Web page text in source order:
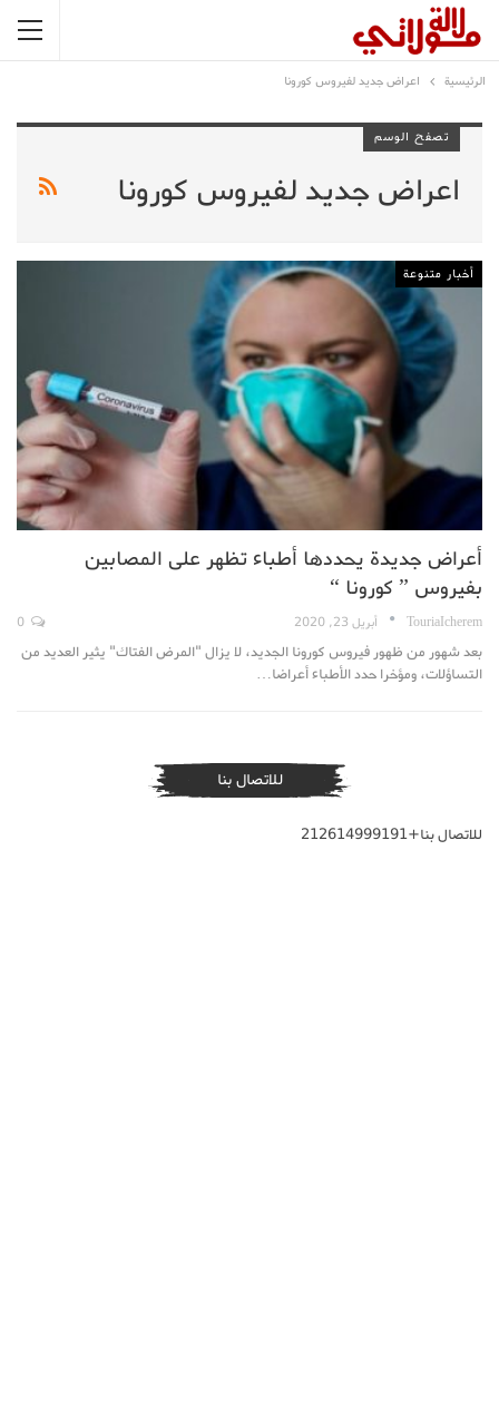
الرئيسية اعراض جديد لفيروس كورونا
تصفح الوسم
اعراض جديد لفيروس كورونا
أخبار متنوعة
أعراض جديدة يحددها أطباء تظهر على المصابين
بفيروس ” كورونا “
TouriaIcherem أبريل 23, 2020
بعد شهور من ظهور فيروس كورونا الجديد، لا يزال "المرض الفتاك" يثير العديد من
التساؤلات، ومؤخرا حدد الأطباء أعراضا…
للاتصال بنا
للاتصال بنا+212614999191